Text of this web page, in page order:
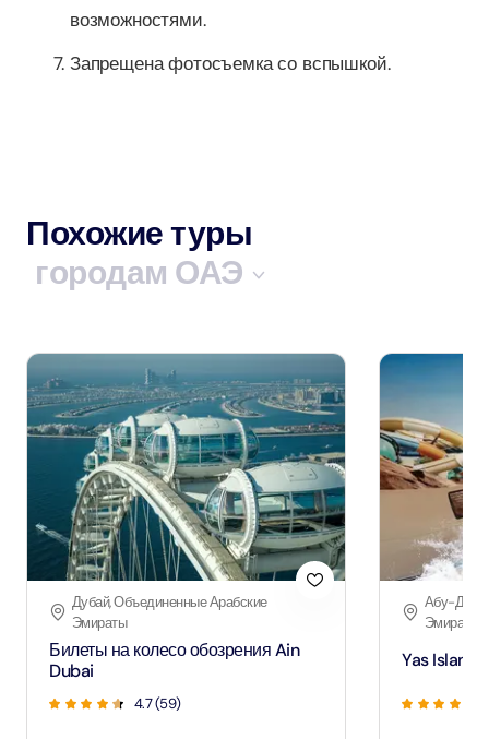
возможностями.
Запрещена фотосъемка со вспышкой.
Похожие туры
городам ОАЭ
Дубай, Объединенные Арабские
Эмираты
Билеты на колесо обозрения Ain
Dubai
4.7(59)
Абу-
Эмираты
Yas Island